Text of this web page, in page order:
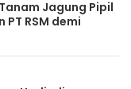
Jagung Pipil
PT RSM demi